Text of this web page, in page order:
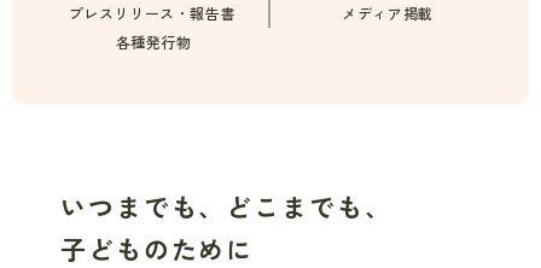
プレスリリース・報告書
メディア掲載
各種発行物
いつまでも、どこまでも、
子どものために